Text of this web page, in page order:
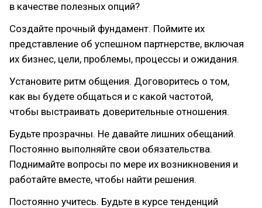
в качестве полезных опций?
Создайте прочный фундамент. Поймите их
представление об успешном партнерстве, включая
их бизнес, цели, проблемы, процессы и ожидания.
Установите ритм общения. Договоритесь о том,
как вы будете общаться и с какой частотой,
чтобы выстраивать доверительные отношения.
Будьте прозрачны. Не давайте лишних обещаний.
Постоянно выполняйте свои обязательства.
Поднимайте вопросы по мере их возникновения и
работайте вместе, чтобы найти решения.
Постоянно учитесь. Будьте в курсе тенденций